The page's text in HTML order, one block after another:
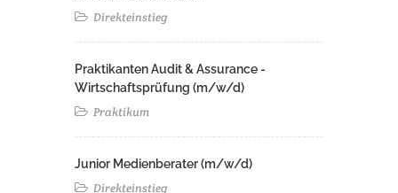
Direkteinstieg
Praktikanten Audit & Assurance -
Wirtschaftsprüfung (m/w/d)
Praktikum
Junior Medienberater (m/w/d)
Direkteinstieg